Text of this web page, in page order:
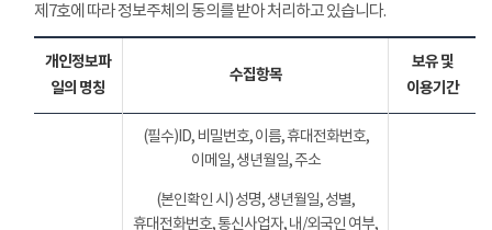
제7호에 따라 정보주체의 동의를 받아 처리하고 있습니다.
개인정보파
일의 명칭
수집항목
보유 및
이용기간
(필수)ID, 비밀번호, 이름, 휴대전화번호,
이메일, 생년월일, 주소
(본인확인 시) 성명, 생년월일, 성별,
휴대전화번호, 통신사업자, 내/외국인 여부,